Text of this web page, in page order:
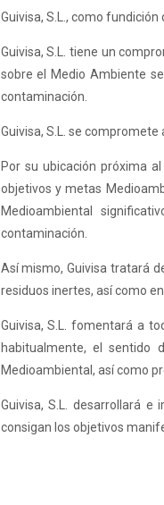
Guivisa, S.L., como
Guivisa, S.L. tiene un
sobre el Medio Ambiente
contaminación.
Guivisa, S.L. se
Por su ubicación próxima
objetivos y metas
Medioambiental
contaminación.
Así mismo, Guivisa tratará
residuos inertes, así como
Guivisa, S.L. fomentará a
habitualmente, el sentido
Medioambiental, así como
Guivisa, S.L. desarrollará
consigan los objetivos